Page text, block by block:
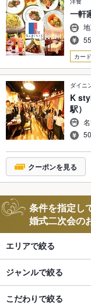
一軒
カード
ダイニ
K
駅）
クーポンを見る
条件を指定し
婚式二次会の
エリアで絞る
ジャンルで絞る
こだわりで絞る